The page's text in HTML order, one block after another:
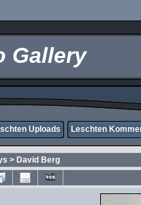
Gallery
Uploads Leschten
> David Berg